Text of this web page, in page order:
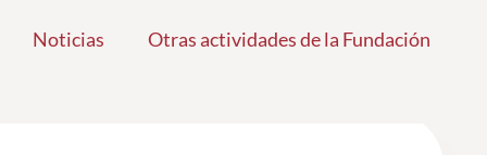
Noticias Otras actividades de la Fundación